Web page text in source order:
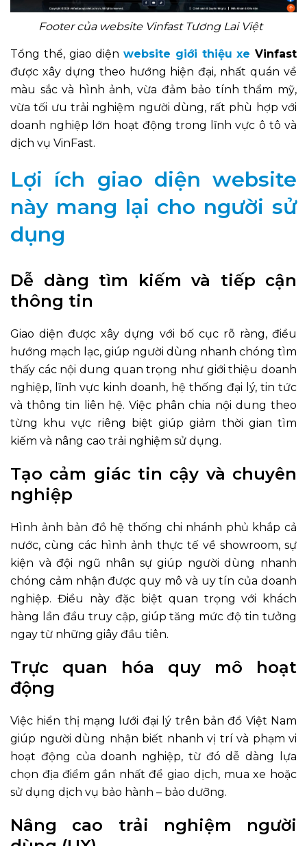
Footer của website Vinfast Tương Lai Việt
Tổng thể, giao diện website giới thiệu xe Vinfast
được xây dựng theo hướng hiện đại, nhất quán về
màu sắc và hình ảnh, vừa đảm bảo tính thẩm mỹ,
vừa tối ưu trải nghiệm người dùng, rất phù hợp với
doanh nghiệp lớn hoạt động trong lĩnh vực ô tô và
dịch vụ VinFast.
Lợi ích giao diện website
này mang lại cho người sử
dụng
Dễ dàng tìm kiếm và tiếp cận
thông tin
Giao diện được xây dựng với bố cục rõ ràng, điều
hướng mạch lạc, giúp người dùng nhanh chóng tìm
thấy các nội dung quan trọng như giới thiệu doanh
nghiệp, lĩnh vực kinh doanh, hệ thống đại lý, tin tức
và thông tin liên hệ. Việc phân chia nội dung theo
từng khu vực riêng biệt giúp giảm thời gian tìm
kiếm và nâng cao trải nghiệm sử dụng.
Tạo cảm giác tin cậy và chuyên
nghiệp
Hình ảnh bản đồ hệ thống chi nhánh phủ khắp cả
nước, cùng các hình ảnh thực tế về showroom, sự
kiện và đội ngũ nhân sự giúp người dùng nhanh
chóng cảm nhận được quy mô và uy tín của doanh
nghiệp. Điều này đặc biệt quan trọng với khách
hàng lần đầu truy cập, giúp tăng mức độ tin tưởng
ngay từ những giây đầu tiên.
Trực quan hóa quy mô hoạt
động
Việc hiển thị mạng lưới đại lý trên bản đồ Việt Nam
giúp người dùng nhận biết nhanh vị trí và phạm vi
hoạt động của doanh nghiệp, từ đó dễ dàng lựa
chọn địa điểm gần nhất để giao dịch, mua xe hoặc
sử dụng dịch vụ bảo hành – bảo dưỡng.
Nâng cao trải nghiệm người